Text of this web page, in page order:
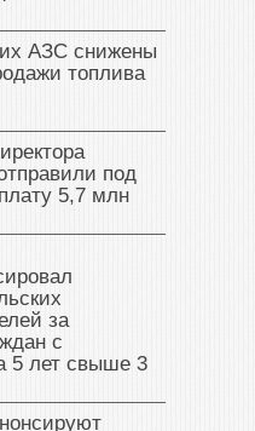
АЗС снижены
топлива
под
5,7 млн
за
с
5 лет свыше 3